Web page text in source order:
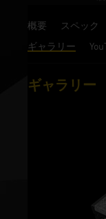
概要 スペック
ギャラリー
ギャラリー